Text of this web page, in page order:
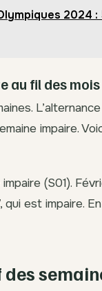
2024
au fil des mois
impaire.
(S01).
est impaire.